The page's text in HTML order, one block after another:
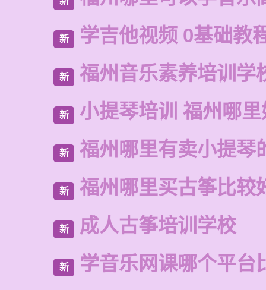
新 学吉他视频 0基础教
新 福州音乐素养培训学
新 小提琴培训 福州哪
新 福州哪里有卖小提琴
新 福州哪里买古筝比较
新 成人古筝培训学校
新 学音乐网课哪个平台